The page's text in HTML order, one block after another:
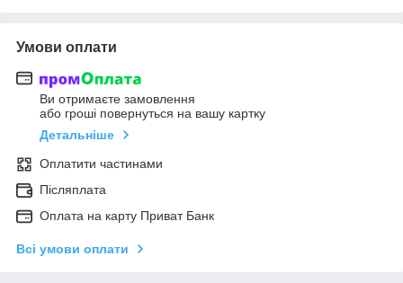
Умови оплати
Ви отримаєте замовлення
або гроші повернуться на вашу картку
Детальніше
Оплатити частинами
Післяплата
Оплата на карту Приват Банк
Всі умови оплати